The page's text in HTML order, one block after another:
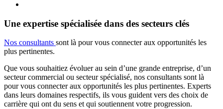
Une expertise spécialisée dans des secteurs clés
Nos consultants sont là pour vous connecter aux opportunités les
plus pertinentes.
Que vous souhaitiez évoluer au sein d’une grande entreprise, d’un
secteur commercial ou secteur spécialisé, nos consultants sont là
pour vous connecter aux opportunités les plus pertinentes. Experts
dans leurs domaines respectifs, ils vous guident vers des choix de
carrière qui ont du sens et qui soutiennent votre progression.